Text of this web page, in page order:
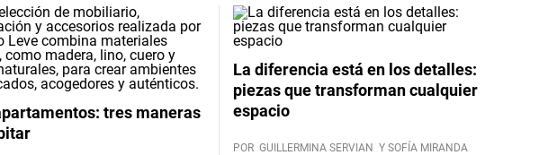
tres maneras
La diferencia está en los detalles:
piezas que transforman cualquier
espacio
POR GUILLERMINA SERVIAN Y SOFÍA MIRANDA